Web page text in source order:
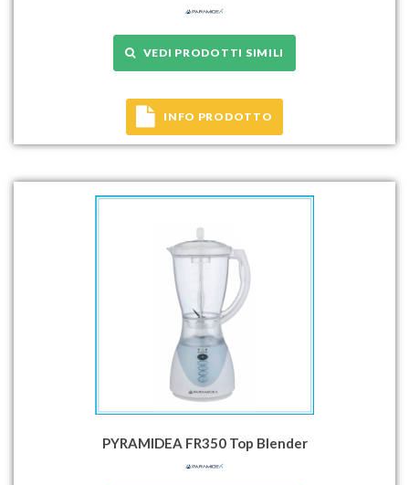
VEDI PRODOTTI SIMILI
INFO PRODOTTO
PYRAMIDEA FR350 Top Blender